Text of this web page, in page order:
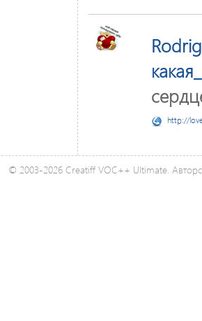
http://
© 2003-2026 Creatiff VOC++ Ultimate.